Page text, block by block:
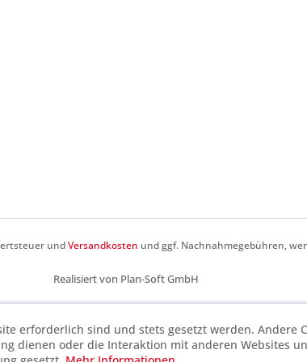
undVersandkosten und ggf. Nachnahmegebühren,
Realisiert von Plan-Soft GmbH
erforderlich sind und stets gesetzt werden. Andere
dienen oder die Interaktion mit anderen Websites